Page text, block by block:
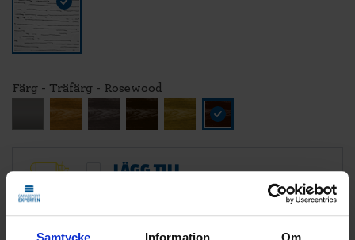
Samtycke Information Om
Färg - Träfärg - Rosewood
LÄGG TILL
Den gamla tar vi med och återvinner åt dig.